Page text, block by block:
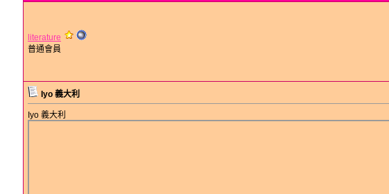
literature
普通會員
Iyo 義大利
Iyo 義大利